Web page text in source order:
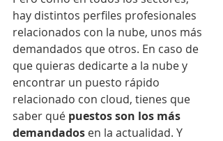
hay distintos perfiles profesionales
relacionados con la nube, unos más
demandados que otros. En caso de
que quieras dedicarte a la nube y
encontrar un puesto rápido
relacionado con cloud, tienes que
saber qué puestos son los más
demandados en la actualidad. Y